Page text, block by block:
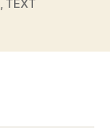
, TEXT